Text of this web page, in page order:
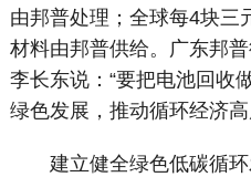
由邦普处理；全球每4块三
材料由邦普供给。广东邦
李长东说：“要把电池回收
绿色发展，推动循环经济
建立健全绿色低碳循环